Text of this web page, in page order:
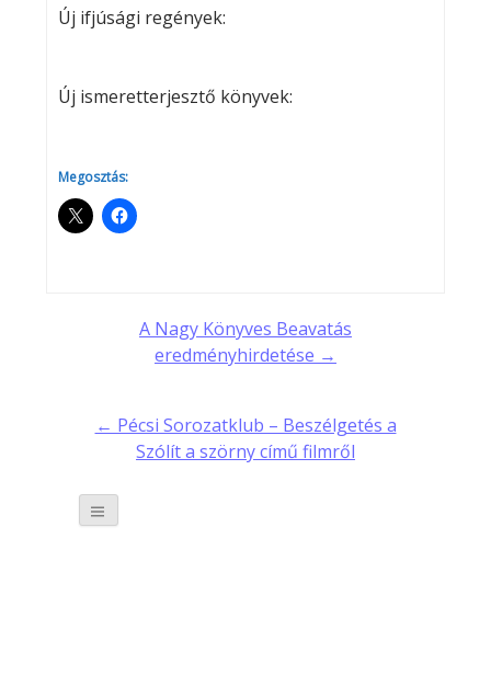
Új ifjúsági regények:
Új ismeretterjesztő könyvek:
Megosztás:
A Nagy Könyves Beavatás
eredményhirdetése →
← Pécsi Sorozatklub – Beszélgetés a
Szólít a szörny című filmről